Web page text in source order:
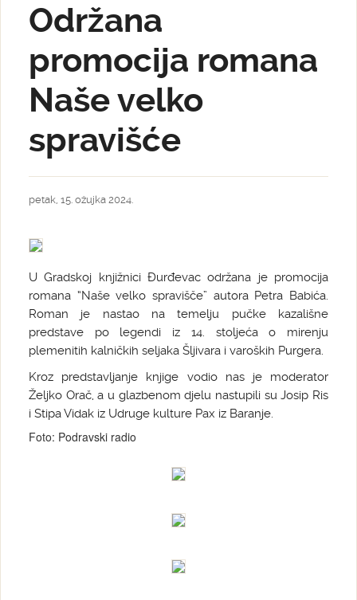
Održana
promocija romana
Naše velko
spravišće
petak, 15. ožujka 2024.
U Gradskoj knjižnici Đurđevac održana je promocija
romana “Naše velko spravišče” autora Petra Babića.
Roman je nastao na temelju pučke kazališne
predstave po legendi iz 14. stoljeća o mirenju
plemenitih kalničkih seljaka Šljivara i varoških Purgera.
Kroz predstavljanje knjige vodio nas je moderator
Željko Orač, a u glazbenom djelu nastupili su Josip Ris
i Stipa Vidak iz Udruge kulture Pax iz Baranje.
Foto: Podravski radio